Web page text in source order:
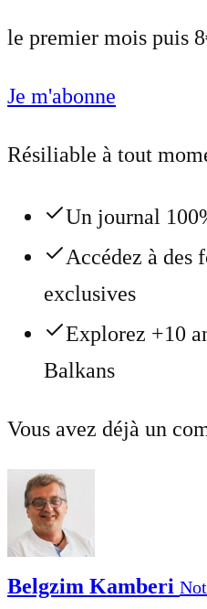
le premier mois puis
Je m'abonne
Résiliable à tout
Un journal
Accédez à des
exclusives
Explorez +10
Balkans
Vous avez déjà un
Belgzim Kamberi